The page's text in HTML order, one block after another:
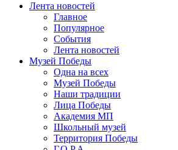
Лента новостей
Главное
Популярное
События
Лента новостей
Музей Победы
Одна на всех
Музей Победы
Наши традиции
Лица Победы
Академия МП
Школьный музей
Территория Победы